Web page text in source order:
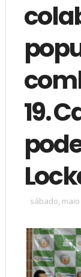
19.
sábado, maio